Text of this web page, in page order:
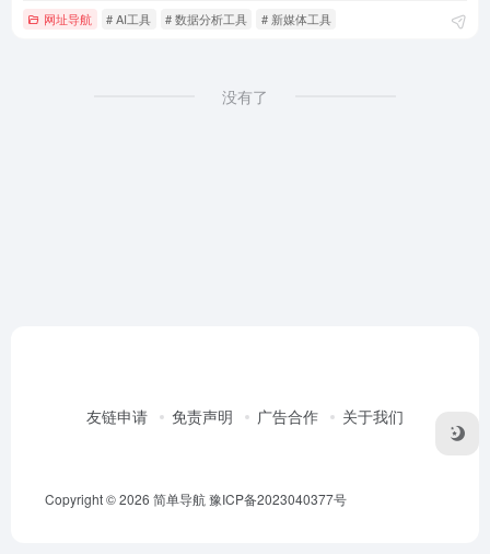
网址导航 # AI工具 # 数据分析工具 # 新媒体工具
没有了
友链申请 免责声明 广告合作 关于我们
Copyright © 2026 简单导航豫ICP备2023040377号